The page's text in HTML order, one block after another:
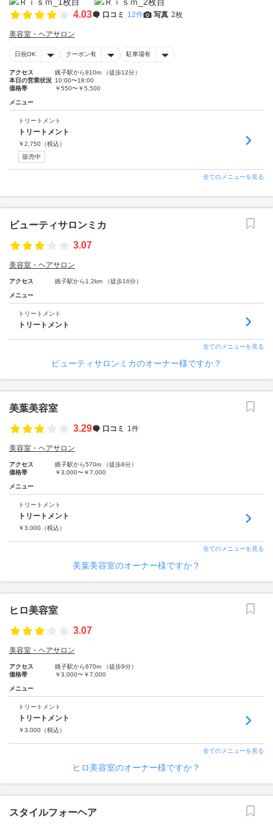
4.03 口コミ 12件 写真 2枚
美容室・ヘアサロン
日祝OK クーポン有 駐車場有
アクセス
銚子駅から910m （徒歩12分）
本日の営業状況 10:00〜18:00
価格帯
￥550〜￥5,500
メニュー
トリートメント
トリートメント
￥2,750 （税込）
販売中
全てのメニューを見る
ビューティサロンミカ
3.07
美容室・ヘアサロン
アクセス 銚子駅から1.2km （徒歩16分）
メニュー
トリートメント
トリートメント
全てのメニューを見る
ビューティサロンミカのオーナー様ですか？
美葉美容室
3.29
口コミ 1件
美容室・ヘアサロン
アクセス
銚子駅から570m （徒歩8分）
価格帯
￥3,000〜￥7,000
メニュー
トリートメント
トリートメント
￥3,000 （税込）
全てのメニューを見る
美葉美容室のオーナー様ですか？
ヒロ美容室
3.07
美容室・ヘアサロン
アクセス
銚子駅から670m （徒歩9分）
価格帯
￥3,000〜￥7,000
メニュー
トリートメント
トリートメント
￥3,000 （税込）
全てのメニューを見る
ヒロ美容室のオーナー様ですか？
スタイルフォーヘア